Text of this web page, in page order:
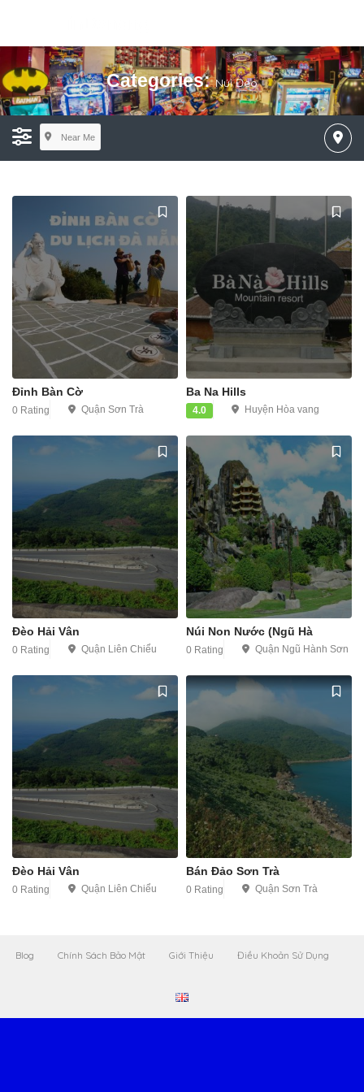
Categories:Núi Đèo
Near Me
Đỉnh Bàn Cờ
0 Rating Quận Sơn Trà
Ba Na Hills
4.0 Huyện Hòa vang
Đèo Hải Vân
0 Rating Quận Liên Chiểu
Núi Non Nước (Ngũ Hà
0 Rating Quận Ngũ Hành Sơn
Đèo Hải Vân
0 Rating Quận Liên Chiểu
Bán Đảo Sơn Trà
0 Rating Quận Sơn Trà
Blog Chính Sách Bảo Mật Giới Thiệu Điều Khoản Sử Dụng